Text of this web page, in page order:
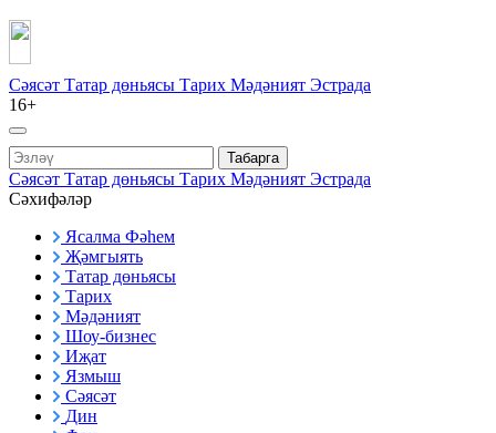
Сәясәт Татар дөньясы Тарих Мәдәният Эстрада
16+
Табарга
Сәясәт Татар дөньясы Тарих Мәдәният Эстрада
Сәхифәләр
Ясалма Фәһем
Җәмгыять
Татар дөньясы
Тарих
Мәдәният
Шоу-бизнес
Иҗат
Язмыш
Сәясәт
Дин